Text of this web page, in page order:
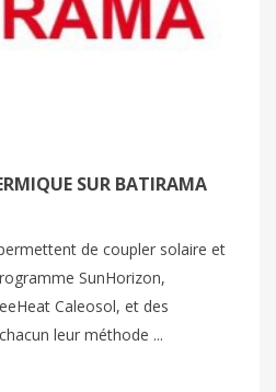
SUR BATIRAMA
de coupler solaire et
SunHorizon,
Caleosol, et des
leur méthode ...